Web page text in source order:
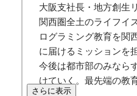
大阪支社長・地方創生
関西圏全土のライフイ
ログラミング教育を関
に届けるミッションを
今後は都市部のみなら
けていく。最先端の教
さらに表示